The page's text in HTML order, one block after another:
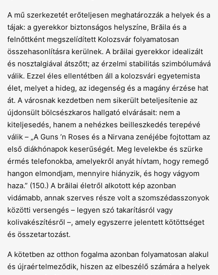
A mű szerkezetét erőteljesen meghatározzák a helyek és a
tájak: a gyerekkor biztonságos helyszíne, Brăila és a
felnőttként megszelídített Kolozsvár folyamatosan
összehasonlításra kerülnek. A brăilai gyerekkor idealizált
és nosztalgiával átszőtt; az érzelmi stabilitás szimbólumává
válik. Ezzel éles ellentétben áll a kolozsvári egyetemista
élet, melyet a hideg, az idegenség és a magány érzése hat
át. A városnak kezdetben nem sikerült beteljesítenie az
újdonsült bölcsészkaros hallgató elvárásait: nem a
kiteljesedés, hanem a nehézkes beilleszkedés terepévé
válik – „A Guns ’n Roses és a Nirvana zenéjébe fojtottam az
első diákhónapok keserűségét. Meg levelekbe és szürke
érmés telefonokba, amelyekről anyát hívtam, hogy remegő
hangon elmondjam, mennyire hiányzik, és hogy vágyom
haza.” (150.) A brăilai életről alkotott kép azonban
vidámabb, annak szerves része volt a szomszédasszonyok
közötti versengés – legyen szó takarításról vagy
kolivakészítésről –, amely egyszerre jelentett kötöttséget
és összetartozást.
A kötetben az otthon fogalma azonban folyamatosan alakul
és újraértelmeződik, hiszen az elbeszélő számára a helyek